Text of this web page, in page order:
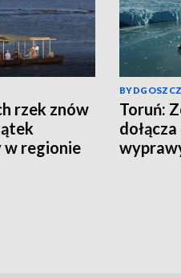
rzek znów
w regionie
BYDGOSZCZ
Toruń: